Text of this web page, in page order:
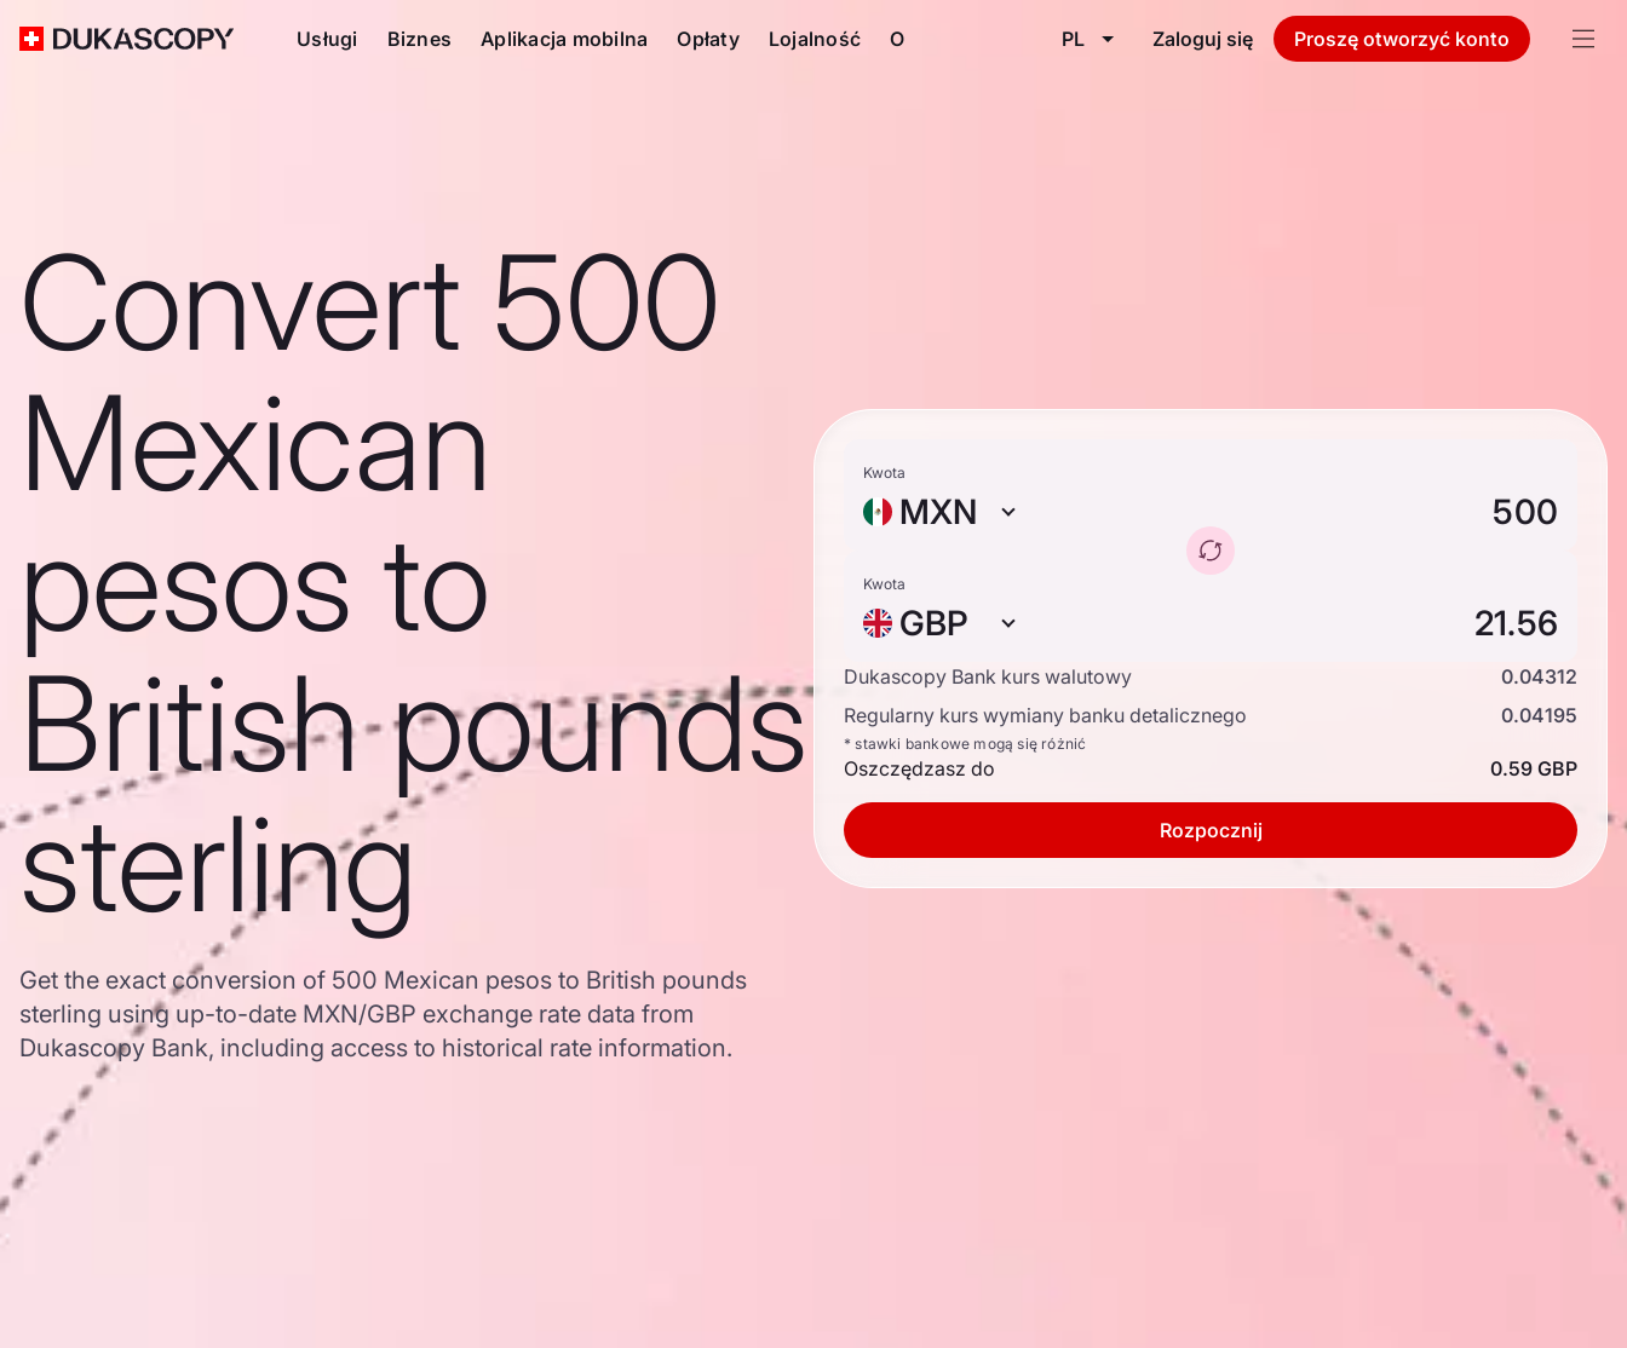
Usługi Biznes Aplikacja mobilna Opłaty Lojalność O PL Zaloguj się Proszę otworzyć konto
Convert 500
Mexican
pesos to
British pounds
sterling
Get the exact conversion of 500 Mexican pesos to British pounds
sterling using up-to-date MXN/GBP exchange rate data from
Dukascopy Bank, including access to historical rate information.
Kwota
MXN
Kwota
GBP
Dukascopy Bank kurs walutowy
0.04312
Regularny kurs wymiany banku detalicznego
0.04195
* stawki bankowe mogą się różnić
Oszczędzasz do 0.59 GBP
Rozpocznij